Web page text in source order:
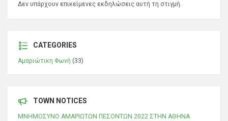
Δεν υπάρχουν επικείμενες εκδηλώσεις αυτή τη στιγμή.
CATEGORIES
Αμαριώτικη Φωνή (33)
TOWN NOTICES
ΜΝΗΜΟΣΥΝΟ ΑΜΑΡΙΩΤΩΝ ΠΕΣΟΝΤΩΝ 2022 ΣΤΗΝ ΑΘΗΝΑ